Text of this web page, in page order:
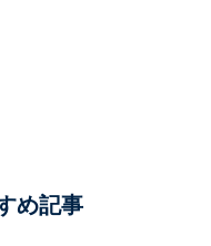
め記事